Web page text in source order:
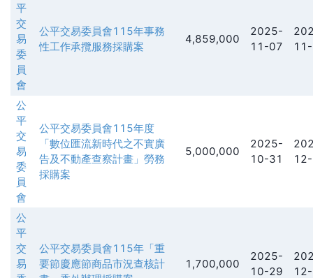
平
交
易
委
員
會
公平交易委員會115年事務
性工作承攬服務採購案
4,859,000
2025-
11-07
公
平
交
易
委
員
會
公平交易委員會115年度
「數位匯流新時代之不實廣
告及不動產查察計畫」勞務
採購案
5,000,000
2025-
10-31
公
平
交
易
公平交易委員會115年「重
要節慶應節商品市況查核計
1,700,000
2025-
10-29